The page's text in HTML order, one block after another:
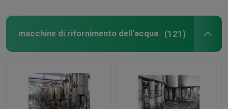
macchine di rifornimento dell'acqua (121)